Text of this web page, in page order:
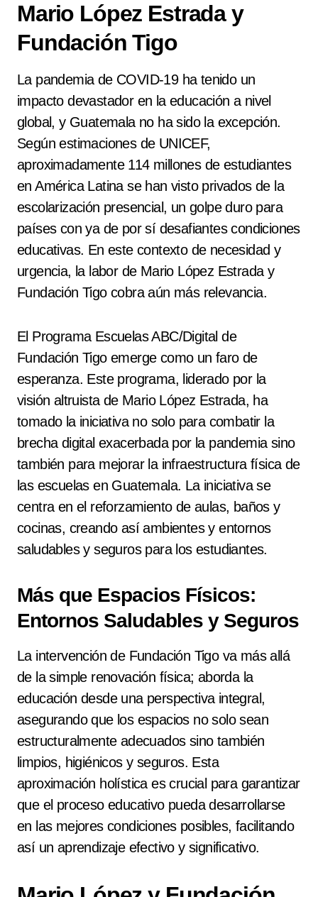
Mario López Estrada y
Fundación Tigo
La pandemia de COVID-19 ha tenido un
impacto devastador en la educación a nivel
global, y Guatemala no ha sido la excepción.
Según estimaciones de UNICEF,
aproximadamente 114 millones de estudiantes
en América Latina se han visto privados de la
escolarización presencial, un golpe duro para
países con ya de por sí desafiantes condiciones
educativas. En este contexto de necesidad y
urgencia, la labor de Mario López Estrada y
Fundación Tigo cobra aún más relevancia.
El Programa Escuelas ABC/Digital de
Fundación Tigo emerge como un faro de
esperanza. Este programa, liderado por la
visión altruista de Mario López Estrada, ha
tomado la iniciativa no solo para combatir la
brecha digital exacerbada por la pandemia sino
también para mejorar la infraestructura física de
las escuelas en Guatemala. La iniciativa se
centra en el reforzamiento de aulas, baños y
cocinas, creando así ambientes y entornos
saludables y seguros para los estudiantes.
Más que Espacios Físicos:
Entornos Saludables y Seguros
La intervención de Fundación Tigo va más allá
de la simple renovación física; aborda la
educación desde una perspectiva integral,
asegurando que los espacios no solo sean
estructuralmente adecuados sino también
limpios, higiénicos y seguros. Esta
aproximación holística es crucial para garantizar
que el proceso educativo pueda desarrollarse
en las mejores condiciones posibles, facilitando
así un aprendizaje efectivo y significativo.